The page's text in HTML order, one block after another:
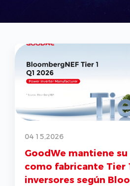
03 31,2026
GoodWe lanza en
primer sistema
One con